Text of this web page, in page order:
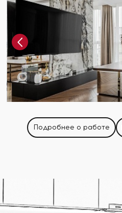
Подробнее о работе